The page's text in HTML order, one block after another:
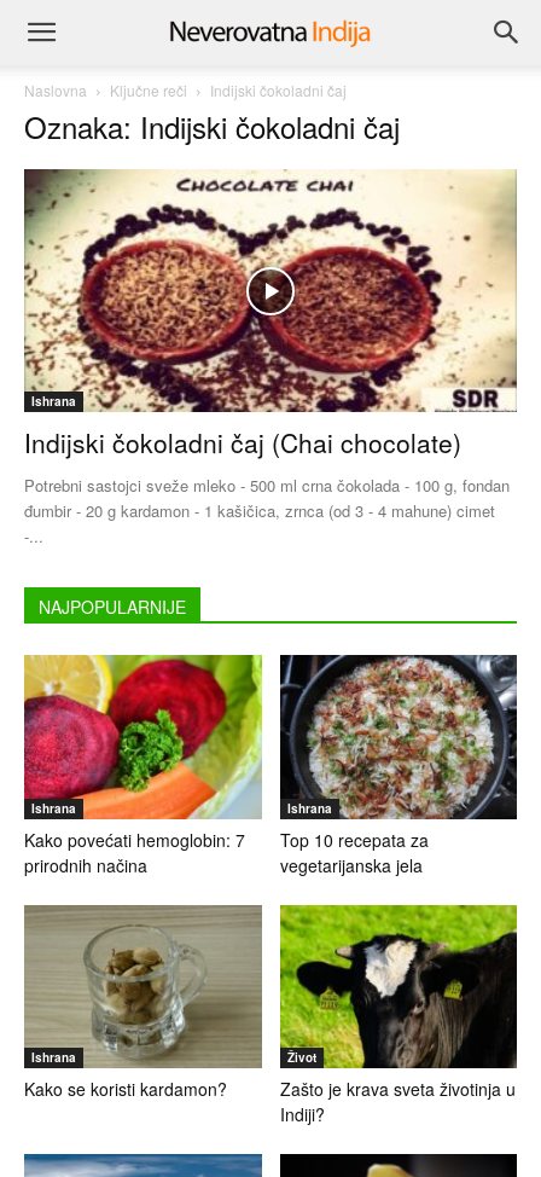
Naslovna Ključne reči Indijski čokoladni čaj
Oznaka: Indijski čokoladni čaj
Ishrana
Indijski čokoladni čaj (Chai chocolate)
Potrebni sastojci sveže mleko - 500 ml crna čokolada - 100 g, fondan
đumbir - 20 g kardamon - 1 kašičica, zrnca (od 3 - 4 mahune) cimet
-...
NAJPOPULARNIJE
Ishrana
Kako povećati hemoglobin: 7
prirodnih načina
Ishrana
Top 10 recepata za
vegetarijanska jela
Ishrana
Kako se koristi kardamon?
Život
Zašto je krava sveta životinja u
Indiji?